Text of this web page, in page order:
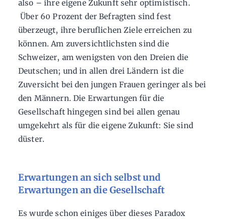
also – ihre eigene Zukunft sehr optimistisch.
Über 60 Prozent der Befragten sind fest
überzeugt, ihre beruflichen Ziele erreichen zu
können. Am zuversichtlichsten sind die
Schweizer, am wenigsten von den Dreien die
Deutschen; und in allen drei Ländern ist die
Zuversicht bei den jungen Frauen geringer als bei
den Männern. Die Erwartungen für die
Gesellschaft hingegen sind bei allen genau
umgekehrt als für die eigene Zukunft: Sie sind
düster.
Erwartungen an sich selbst und
Erwartungen an die Gesellschaft
Es wurde schon einiges über dieses Paradox